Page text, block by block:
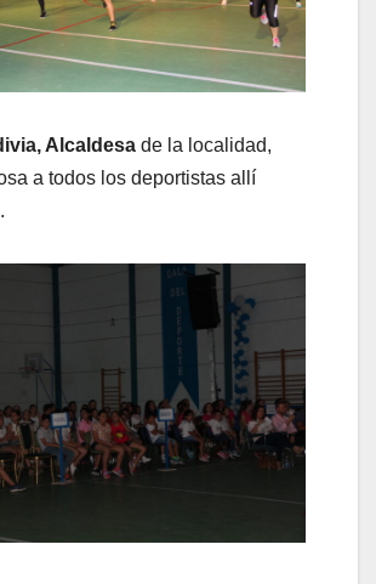
Alcaldesa de la localidad,
a todos los deportistas allí